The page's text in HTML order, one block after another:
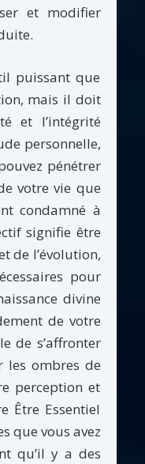
et modifier
puissant que
mais il doit
et l’intégrité
personnelle,
pénétrer
votre vie que
condamné à
signifie être
de l’évolution,
pour
divine
de votre
de s’affronter
les ombres de
perception et
Être Essentiel
que vous avez
qu’il y a des